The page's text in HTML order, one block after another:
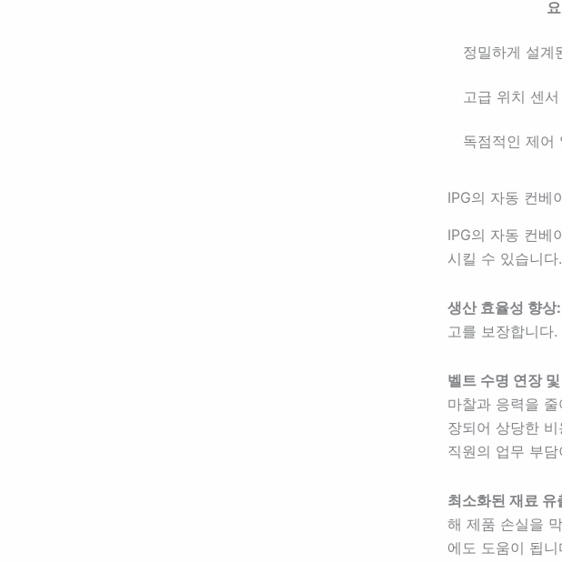
정밀하게 설계
고급 위치 센서
독점적인 제어
IPG의 자동 컨베
IPG의 자동 컨베
시킬 수 있습니다.
생산 효율성 향상:
고를 보장합니다
벨트 수명 연장
마찰과 응력을
장되어 상당한
직원의 업무 부
최소화된 재료 유
해 제품 손실을
에도 도움이 됩